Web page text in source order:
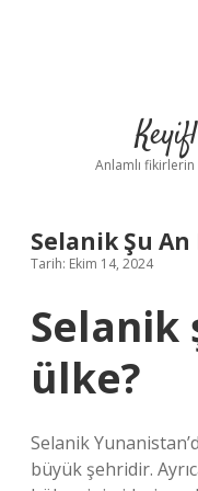
Anlamlı
Selanik Şu
Tarih: Ekim 14, 2024
Selanik
ülke?
Selanik
büyük şehridir.